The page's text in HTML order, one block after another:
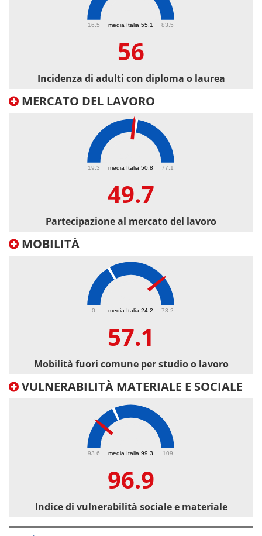
media Italia 55.1
16.5 83.5
56
Incidenza di adulti con diploma o laurea
MERCATO DEL LAVORO
media Italia 50.8
19.3 77.1
49.7
Partecipazione al mercato del lavoro
MOBILITÀ
media Italia 24.2
0 73.2
57.1
Mobilità fuori comune per studio o lavoro
VULNERABILITÀ MATERIALE E SOCIALE
media Italia 99.3
93.6 109
96.9
Indice di vulnerabilità sociale e materiale